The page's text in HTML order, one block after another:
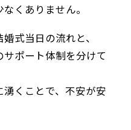
くありません。
婚式当日の流れと、
ポート体制を分けて
くことで、不安が安